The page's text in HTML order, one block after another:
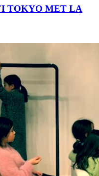
TOKYO MET LA